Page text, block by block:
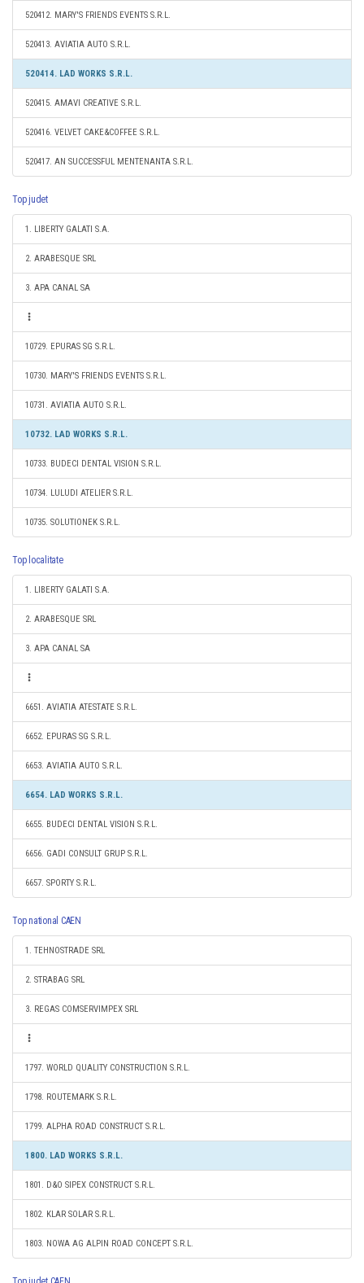
520412. MARY'S FRIENDS EVENTS S.R.L.
520413. AVIATIA AUTO S.R.L.
520414. LAD WORKS S.R.L.
520415. AMAVI CREATIVE S.R.L.
520416. VELVET CAKE&COFFEE S.R.L.
520417. AN SUCCESSFUL MENTENANTA S.R.L.
Top judet
1. LIBERTY GALATI S.A.
2. ARABESQUE SRL
3. APA CANAL SA
10729. EPURAS SG S.R.L.
10730. MARY'S FRIENDS EVENTS S.R.L.
10731. AVIATIA AUTO S.R.L.
10732. LAD WORKS S.R.L.
10733. BUDECI DENTAL VISION S.R.L.
10734. LULUDI ATELIER S.R.L.
10735. SOLUTIONEK S.R.L.
Top localitate
1. LIBERTY GALATI S.A.
2. ARABESQUE SRL
3. APA CANAL SA
6651. AVIATIA ATESTATE S.R.L.
6652. EPURAS SG S.R.L.
6653. AVIATIA AUTO S.R.L.
6654. LAD WORKS S.R.L.
6655. BUDECI DENTAL VISION S.R.L.
6656. GADI CONSULT GRUP S.R.L.
6657. SPORTY S.R.L.
Top national CAEN
1. TEHNOSTRADE SRL
2. STRABAG SRL
3. REGAS COMSERVIMPEX SRL
1797. WORLD QUALITY CONSTRUCTION S.R.L.
1798. ROUTEMARK S.R.L.
1799. ALPHA ROAD CONSTRUCT S.R.L.
1800. LAD WORKS S.R.L.
1801. D&O SIPEX CONSTRUCT S.R.L.
1802. KLAR SOLAR S.R.L.
1803. NOWA AG ALPIN ROAD CONCEPT S.R.L.